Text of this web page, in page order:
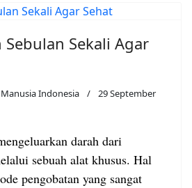
Sebulan Sekali Agar
Indonesia
29 September
darah dari
sebuah alat khusus. Hal
pengobatan yang sangat